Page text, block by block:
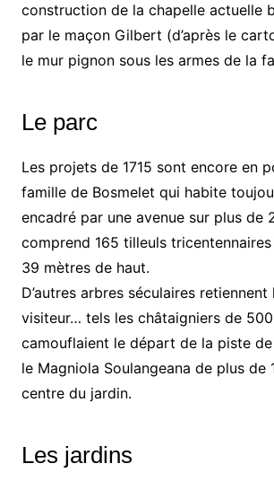
construction de la chapelle actuelle
par le maçon Gilbert (d’après le
le mur pignon sous les armes de la
Le parc
Les projets de 1715 sont encore en
famille de Bosmelet qui habite
encadré par une avenue sur plus de
comprend 165 tilleuls
39 mètres de haut.
D’autres arbres séculaires retiennent
visiteur… tels les châtaigniers de
camouflaient le départ de la piste de
le Magniola Soulangeana de plus de
centre du jardin.
Les jardins